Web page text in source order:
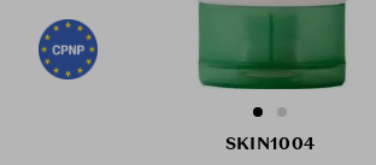
SKIN1004